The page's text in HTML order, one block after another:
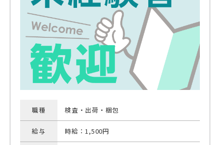
職種 検査・出荷・梱包
給与 時給：1,500円